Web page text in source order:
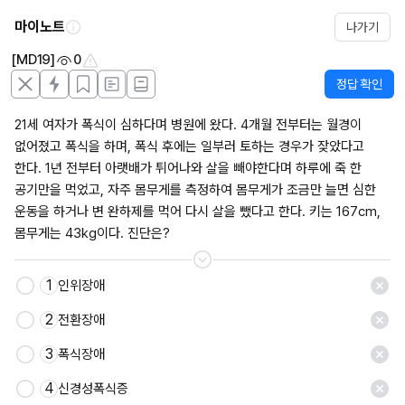
마이노트 나가기
[MD19] 0
정답 확인
21세 여자가 폭식이 심하다며 병원에 왔다. 4개월 전부터는 월경이
없어졌고 폭식을 하며, 폭식 후에는 일부러 토하는 경우가 잦았다고
한다. 1년 전부터 아랫배가 튀어나와 살을 빼야한다며 하루에 죽 한
공기만을 먹었고, 자주 몸무게를 측정하여 몸무게가 조금만 늘면 심한
운동을 하거나 변 완하제를 먹어 다시 살을 뺐다고 한다. 키는 167cm,
몸무게는 43kg이다. 진단은?
1 인위장애
2 전환장애
3 폭식장애
4 신경성폭식증